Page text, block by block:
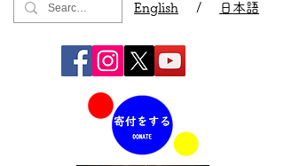
English / 日本語